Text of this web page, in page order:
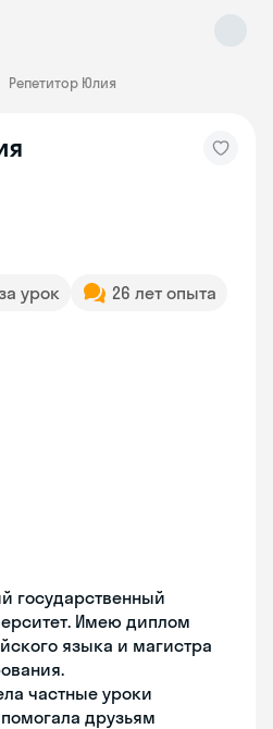
Репетитор Юлия
урок 26 лет опыта
государственный
Имею диплом
языка и магистра
частные уроки
друзьям